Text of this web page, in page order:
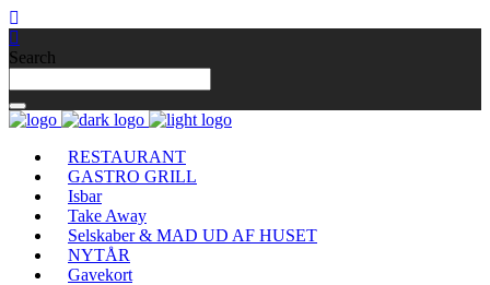
Search
RESTAURANT
GASTRO GRILL
Isbar
Take Away
Selskaber & MAD UD AF HUSET
NYTÅR
Gavekort